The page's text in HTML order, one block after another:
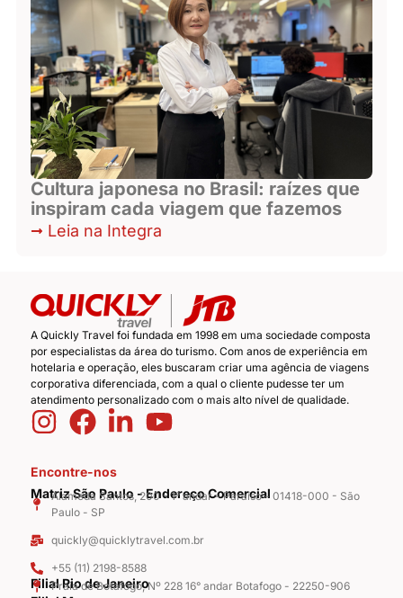
Cultura japonesa no Brasil: raízes que
inspiram cada viagem que fazemos
Leia na Integra
A Quickly Travel foi fundada em 1998 em uma sociedade composta
por especialistas da área do turismo. Com anos de experiência em
hotelaria e operação, eles buscaram criar uma agência de viagens
corporativa diferenciada, com a qual o cliente pudesse ter um
atendimento personalizado com o mais alto nível de qualidade.
Encontre-nos
Matriz São Paulo - Endereço Comercial
Alameda Santos, 200 - 1° andar - Paraíso - 01418-000 - São
Paulo - SP
quickly@quicklytravel.com.br
+55 (11) 2198-8588
Filial Rio de Janeiro
Praia de Botafogo, Nº 228 16° andar Botafogo - 22250-906